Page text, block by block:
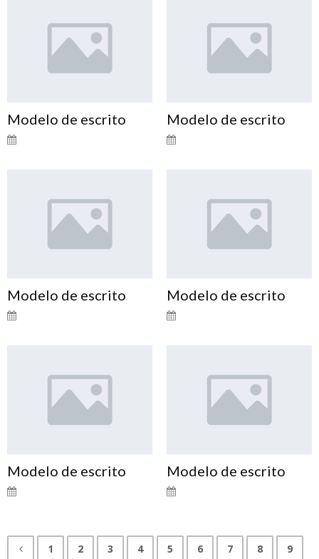
Modelo de escrito Modelo de escrito
Modelo de escrito Modelo de escrito
Modelo de escrito Modelo de escrito
1 2 3 4 5 6 7 8
9